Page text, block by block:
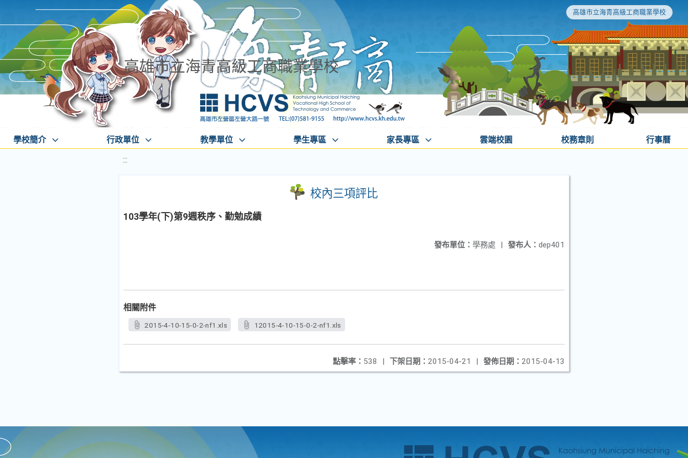
高雄市立海青高級工商職業學校
高雄市立海青高級工商職業學校
學校簡介 行政單位 教學單位 學生專區 家長專區 雲端校園 校務章則 行事曆
:::
校內三項評比
103學年(下)第9週秩序、勤勉成績
發布人： dep401
發布單位： 學務處 |
相關附件
2015-4-10-15-0-2-nf1.xls 12015-4-10-15-0-2-nf1.xls
發佈日期： 2015-04-13
下架日期： 2015-04-21 |
點擊率： 538 |